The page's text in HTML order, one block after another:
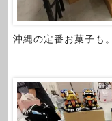
沖縄の定番お菓子も。